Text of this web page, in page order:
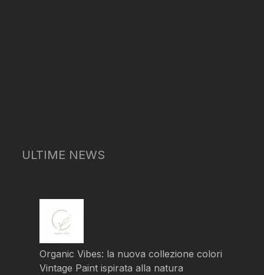
ULTIME NEWS
Organic Vibes: la nuova collezione colori
Vintage Paint ispirata alla natura